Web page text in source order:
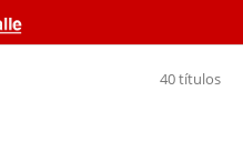
40 títulos